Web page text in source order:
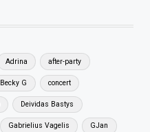
Adrina after-party
Becky G concert
Deividas Bastys
Gabrielius Vagelis GJan